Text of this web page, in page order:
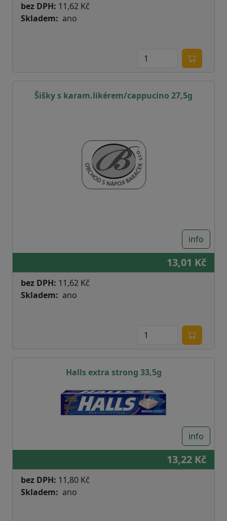
bez DPH: 11,62 Kč
Skladem
ano
Šišky s karam.likérem/cappucino 27,5g
info
13,01 Kč
bez DPH: 11,62 Kč
Skladem
ano
Halls extra strong 33,5g
info
13,22 Kč
bez DPH: 11,80 Kč
Skladem
ano